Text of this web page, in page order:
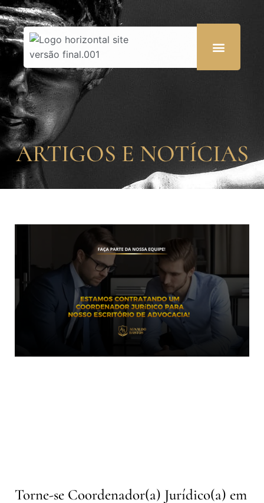
ARTIGOS E NOTÍCIAS
Torne-se Coordenador(a) Jurídico(a) em